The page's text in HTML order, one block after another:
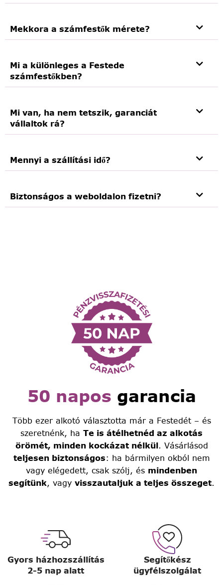
Mekkora a számfestők mérete?
Mi a különleges a Festede
számfestőkben?
Mi van, ha nem tetszik, garanciát
vállaltok rá?
Mennyi a szállítási idő?
Biztonságos a weboldalon fizetni?
50 napos garancia
Több ezer alkotó választotta már a Festedét – és
szeretnénk, ha Te is átélhetnéd az alkotás
örömét, minden kockázat nélkül. Vásárlásod
teljesen biztonságos: ha bármilyen okból nem
vagy elégedett, csak szólj, és mindenben
segítünk, vagy visszautaljuk a teljes összeget.
Gyors házhozszállítás
2-5 nap alatt
Segítőkész
ügyfélszolgálat